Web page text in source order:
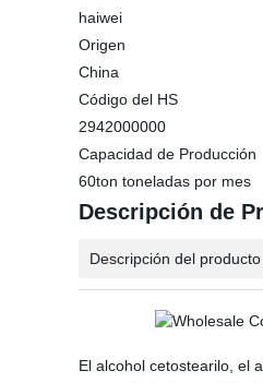
haiwei
Origen
China
Código del HS
2942000000
Capacidad de Producción
60ton toneladas por mes
Descripción de
Descripción del producto
El alcohol cetostearilo, el